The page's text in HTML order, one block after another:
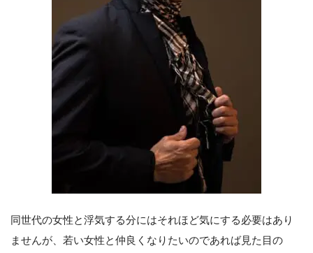
同世代の女性と浮気する分にはそれほど気にする必要はあり
ませんが、若い女性と仲良くなりたいのであれば見た目の